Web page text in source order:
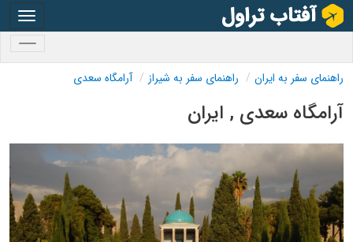
راهنمای سفر به ایران راهنمای سفر به شیراز آرامگاه سعدی
آرامگاه سعدی , ایران